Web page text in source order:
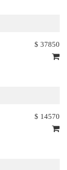
$ 37850
$ 14570